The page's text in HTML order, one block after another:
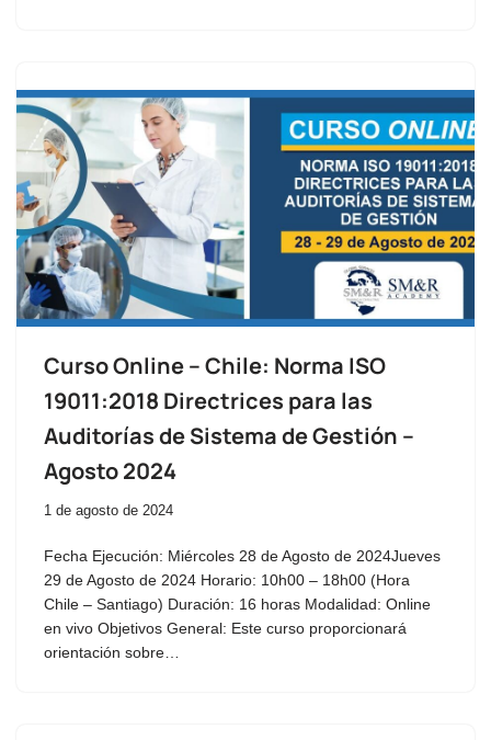
Curso Online – Chile: Norma ISO
19011:2018 Directrices para las
Auditorías de Sistema de Gestión –
Agosto 2024
1 de agosto de 2024
Fecha Ejecución: Miércoles 28 de Agosto de 2024Jueves
29 de Agosto de 2024 Horario: 10h00 – 18h00 (Hora
Chile – Santiago) Duración: 16 horas Modalidad: Online
en vivo Objetivos General: Este curso proporcionará
orientación sobre…